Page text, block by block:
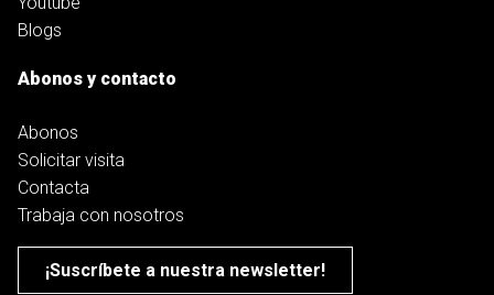
Blogs
Abonos y contacto
Abonos
Solicitar visita
Contacta
Trabaja con nosotros
¡Suscríbete a nuestra newsletter!